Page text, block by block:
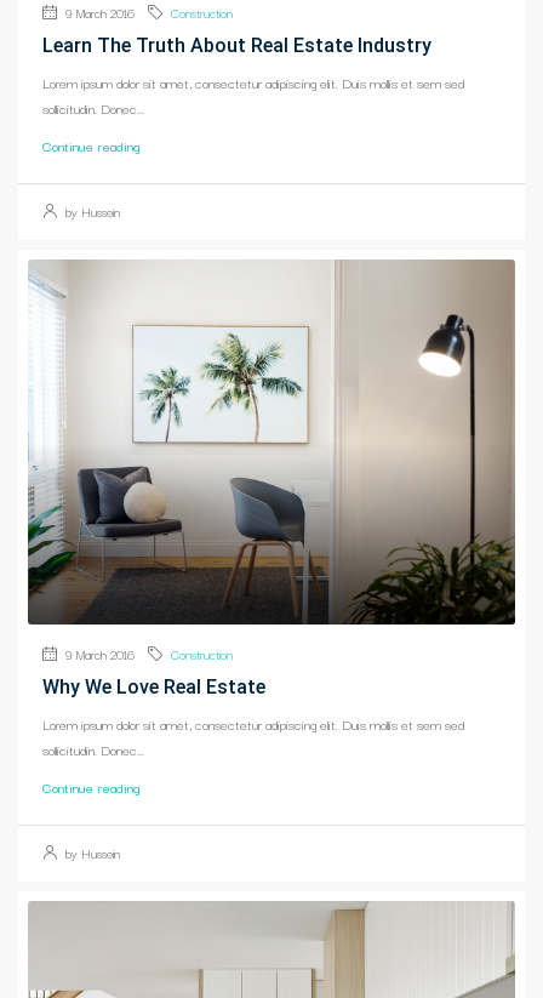
9 March 2016 Construction
Learn The Truth About Real Estate Industry
Lorem ipsum dolor sit amet, consectetur adipiscing elit. Duis mollis et sem sed
sollicitudin. Donec...
Continue reading
by Hussein
9 March 2016 Construction
Why We Love Real Estate
Lorem ipsum dolor sit amet, consectetur adipiscing elit. Duis mollis et sem sed
sollicitudin. Donec...
Continue reading
by Hussein